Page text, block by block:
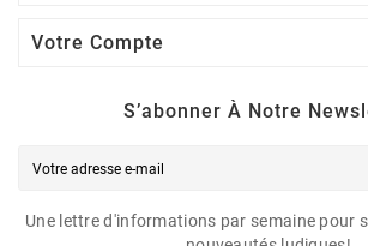
Votre Compte
S’abonner À Notre
Une lettre d'informations par semaine pour